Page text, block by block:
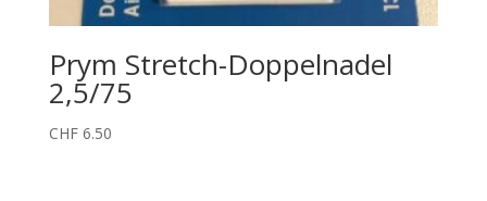
Prym Stretch-Doppelnadel
2,5/75
CHF6.50